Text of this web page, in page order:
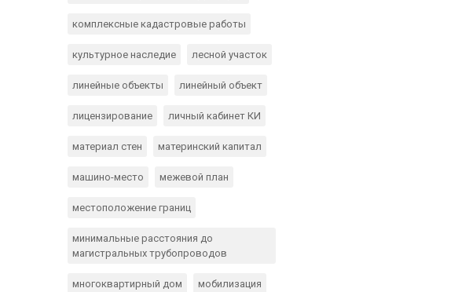
комплексные кадастровые работы
культурное наследие лесной участок
линейные объекты линейный объект
лицензирование личный кабинет КИ
материал стен материнский капитал
машино-место межевой план
местоположение границ
минимальные расстояния до
магистральных трубопроводов
многоквартирный дом мобилизация